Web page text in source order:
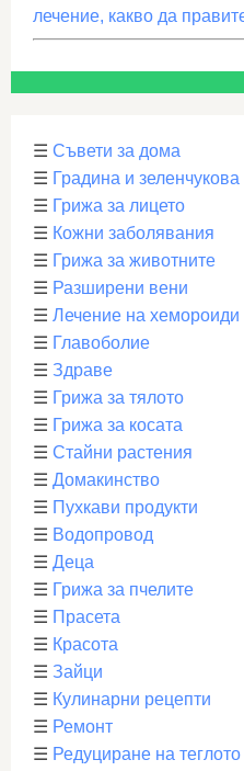
лечение, какво да
☰ Съвети за дома
☰ Градина и зеленчукова
☰ Грижа за лицето
☰ Кожни заболявания
☰ Грижа за животните
☰ Разширени вени
☰ Лечение на хемороиди
☰ Главоболие
☰ Здраве
☰ Грижа за тялото
☰ Грижа за косата
☰ Стайни растения
☰ Домакинство
☰ Пухкави продукти
☰ Водопровод
☰ Деца
☰ Грижа за пчелите
☰ Прасета
☰ Красота
☰ Зайци
☰ Кулинарни рецепти
☰ Ремонт
☰ Редуциране на теглото